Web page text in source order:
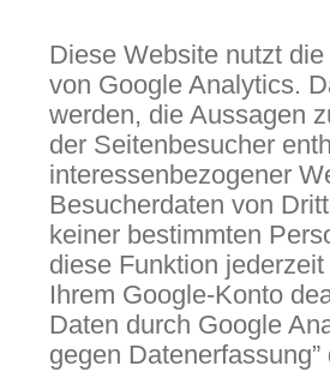
Diese Website nutzt
von Google Analytics.
werden, die Aussagen
der Seitenbesucher
interessenbezogener
Besucherdaten von
keiner bestimmten
diese Funktion
Ihrem Google-Konto
Daten durch Google
gegen